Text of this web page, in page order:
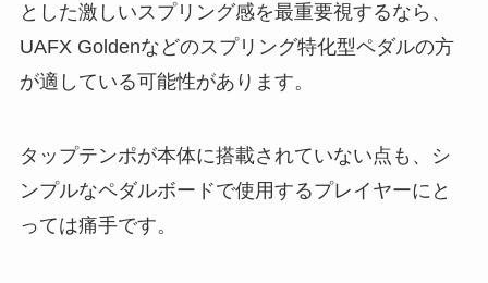
とした激しいスプリング感を最重要視するなら、
UAFX Goldenなどのスプリング特化型ペダルの方
が適している可能性があります。
タップテンポが本体に搭載されていない点も、シ
ンプルなペダルボードで使用するプレイヤーにと
っては痛手です。